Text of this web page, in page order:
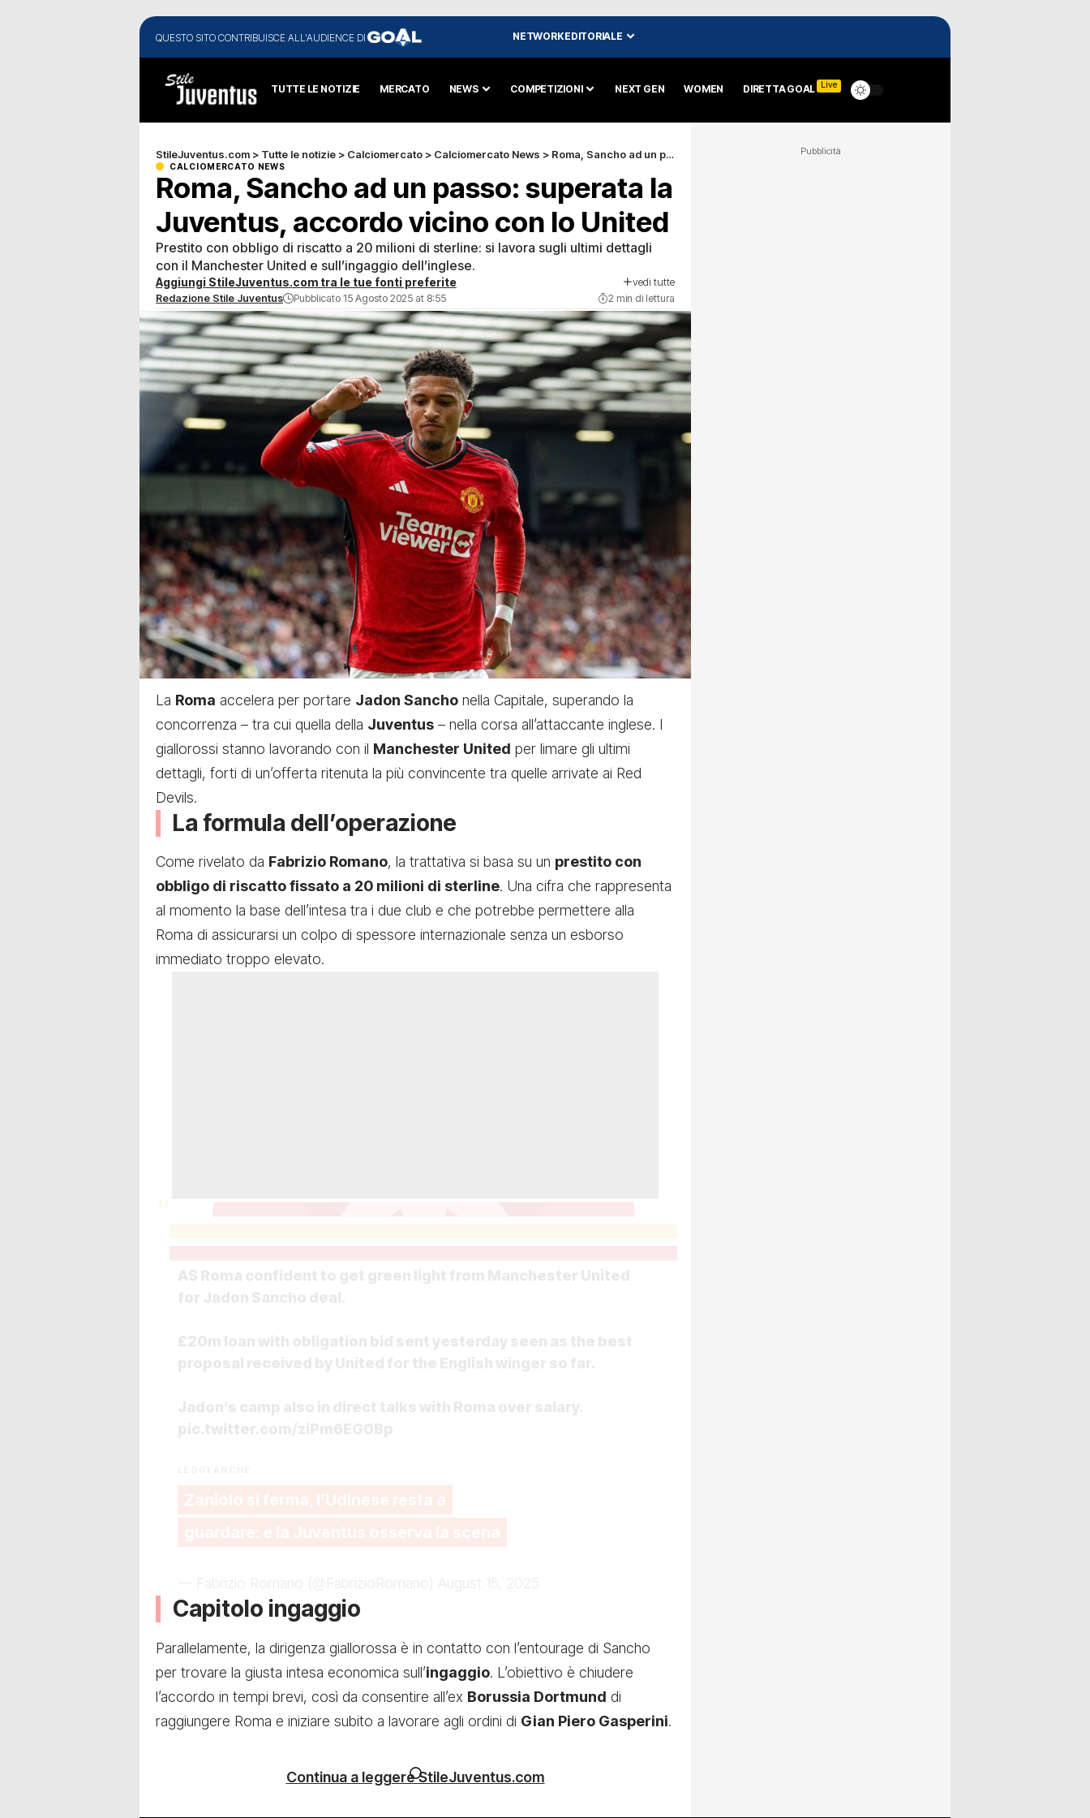
QUESTO SITO CONTRIBUISCE ALL'AUDIENCE DI NETWORK EDITORIALE
TUTTE LE NOTIZIE MERCATO NEWS COMPETIZIONI NEXT GEN WOMEN DIRETTA GOAL Live
StileJuventus.com > Tutte le notizie > Calciomercato > Calciomercato News > Roma, Sancho ad un passo: superata la Juventus, accordo vicino con lo United
CALCIOMERCATO NEWS
Roma, Sancho ad un passo: superata la
Juventus, accordo vicino con lo United
Prestito con obbligo di riscatto a 20 milioni di sterline: si lavora sugli ultimi dettagli
con il Manchester United e sull’ingaggio dell’inglese.
Aggiungi StileJuventus.com tra le tue fonti preferite vedi tutte
Redazione Stile Juventus Pubblicato 15 Agosto 2025 at 8:55 2 min di lettura
La Roma accelera per portare Jadon Sancho nella Capitale, superando la
concorrenza – tra cui quella della Juventus – nella corsa all’attaccante inglese. I
giallorossi stanno lavorando con il Manchester United per limare gli ultimi
dettagli, forti di un’offerta ritenuta la più convincente tra quelle arrivate ai Red
Devils.
La formula dell’operazione
Come rivelato da Fabrizio Romano, la trattativa si basa su un prestito con
obbligo di riscatto fissato a 20 milioni di sterline. Una cifra che rappresenta
al momento la base dell’intesa tra i due club e che potrebbe permettere alla
Roma di assicurarsi un colpo di spessore internazionale senza un esborso
immediato troppo elevato.
Capitolo ingaggio
Parallelamente, la dirigenza giallorossa è in contatto con l’entourage di Sancho
per trovare la giusta intesa economica sull’ingaggio. L’obiettivo è chiudere
l’accordo in tempi brevi, così da consentire all’ex Borussia Dortmund di
raggiungere Roma e iniziare subito a lavorare agli ordini di Gian Piero Gasperini.
Continua a leggere StileJuventus.com
Pubblicità